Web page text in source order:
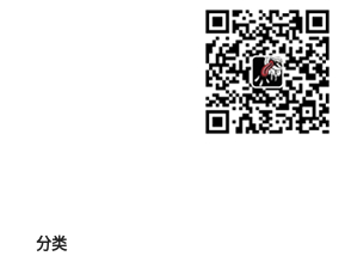
分类